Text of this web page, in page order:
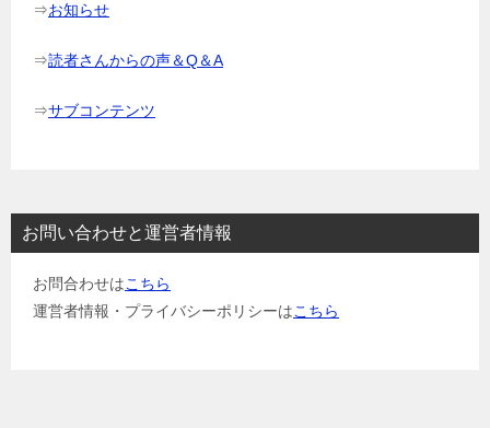
⇒お知らせ
⇒読者さんからの声＆Q＆A
⇒サブコンテンツ
お問い合わせと運営者情報
お問合わせはこちら
運営者情報・プライバシーポリシーはこちら